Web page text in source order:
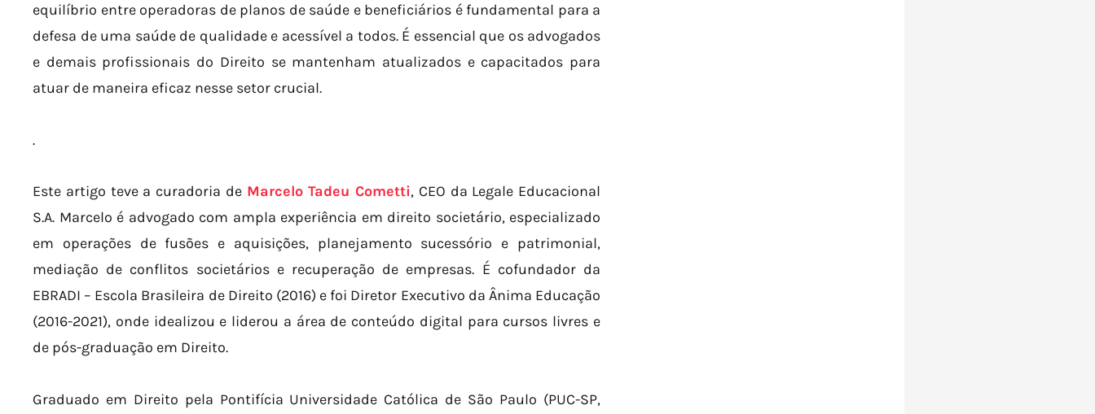
equilíbrio entre operadoras de planos de saúde e beneficiários é fundamental para a
defesa de uma saúde de qualidade e acessível a todos. É essencial que os advogados
e demais profissionais do Direito se mantenham atualizados e capacitados para
atuar de maneira eficaz nesse setor crucial.
.
Este artigo teve a curadoria de Marcelo Tadeu Cometti, CEO da Legale Educacional
S.A. Marcelo é advogado com ampla experiência em direito societário, especializado
em operações de fusões e aquisições, planejamento sucessório e patrimonial,
mediação de conflitos societários e recuperação de empresas. É cofundador da
EBRADI – Escola Brasileira de Direito (2016) e foi Diretor Executivo da Ânima Educação
(2016-2021), onde idealizou e liderou a área de conteúdo digital para cursos livres e
de pós-graduação em Direito.
Graduado em Direito pela Pontifícia Universidade Católica de São Paulo (PUC-SP,